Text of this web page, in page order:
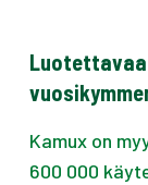
Luotettavaa
Kamux on
600 000